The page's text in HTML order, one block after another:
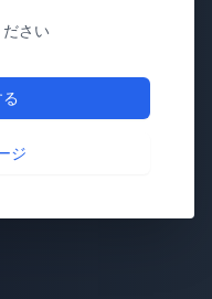
さい
ジ